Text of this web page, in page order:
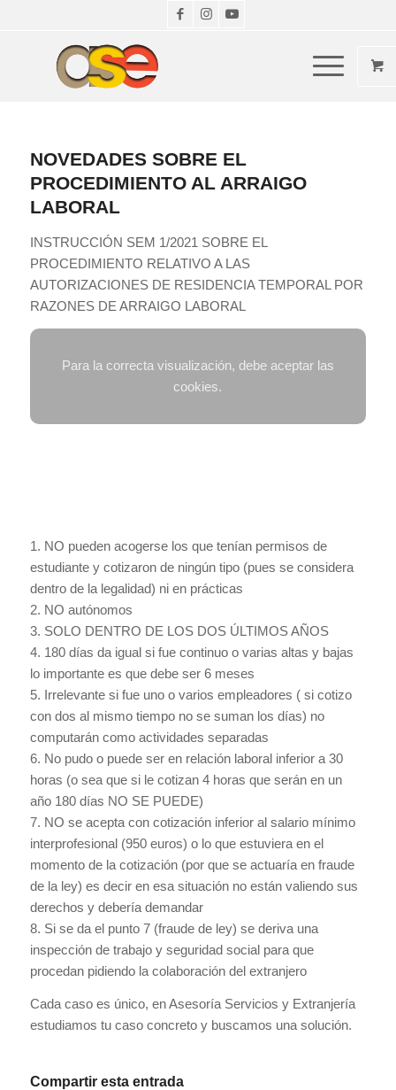
NOVEDADES SOBRE EL
PROCEDIMIENTO AL ARRAIGO
LABORAL
INSTRUCCIÓN SEM 1/2021 SOBRE EL
PROCEDIMIENTO RELATIVO A LAS
AUTORIZACIONES DE RESIDENCIA TEMPORAL POR
RAZONES DE ARRAIGO LABORAL
Para la correcta visualización, debe aceptar las
cookies.
1. NO pueden acogerse los que tenían permisos de
estudiante y cotizaron de ningún tipo (pues se considera
dentro de la legalidad) ni en prácticas
2. NO autónomos
3. SOLO DENTRO DE LOS DOS ÚLTIMOS AÑOS
4. 180 días da igual si fue continuo o varias altas y bajas
lo importante es que debe ser 6 meses
5. Irrelevante si fue uno o varios empleadores ( si cotizo
con dos al mismo tiempo no se suman los días) no
computarán como actividades separadas
6. No pudo o puede ser en relación laboral inferior a 30
horas (o sea que si le cotizan 4 horas que serán en un
año 180 días NO SE PUEDE)
7. NO se acepta con cotización inferior al salario mínimo
interprofesional (950 euros) o lo que estuviera en el
momento de la cotización (por que se actuaría en fraude
de la ley) es decir en esa situación no están valiendo sus
derechos y debería demandar
8. Si se da el punto 7 (fraude de ley) se deriva una
inspección de trabajo y seguridad social para que
procedan pidiendo la colaboración del extranjero
Cada caso es único, en Asesoría Servicios y Extranjería
estudiamos tu caso concreto y buscamos una solución.
Compartir esta entrada